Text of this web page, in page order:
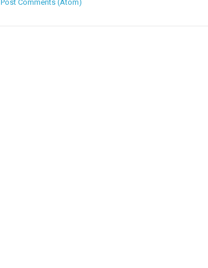
Post Comments (Atom)